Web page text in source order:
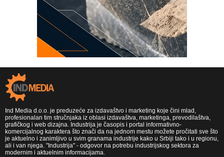
Ind Media d.o.o. je preduzeće za izdavaštvo i marketing koje čini mlad,
profesionalan tim stručnjaka iz oblasi izdavaštva, marketinga, prevodilaštva,
grafičkog i web dizajna. Industrija je časopis i portal informativno-
komercijalnog karaktera što znači da na jednom mestu možete pročitati sve što
je aktuelno i zanimljivo u svim granama industrije kako u Srbiji tako i u regionu,
ali i van njega. "Industrija" - odgovor na potrebu industrijskog sektora za
modernim i aktuelnim informacijama.